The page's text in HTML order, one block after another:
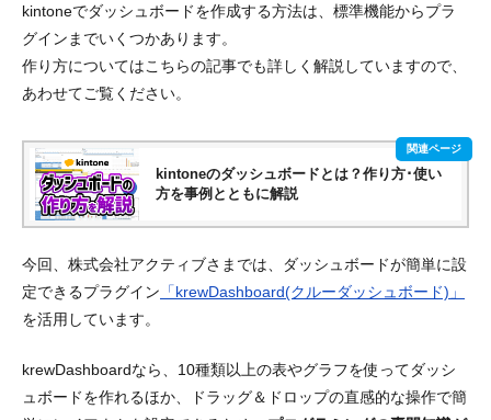
kintoneでダッシュボードを作成する方法は、標準機能からプラ
グインまでいくつかあります。
作り方についてはこちらの記事でも詳しく解説していますので、
あわせてご覧ください。
kintoneのダッシュボードとは？作り方･使い
方を事例とともに解説
今回、株式会社アクティブさまでは、ダッシュボードが簡単に設
定できるプラグイン 「krewDashboard(クルーダッシュボード)」
を活用しています。
krewDashboardなら、 10種類以上の表やグラフを使ってダッシ
ュボードを作れるほか、ドラッグ＆ドロップの直感的な操作で簡